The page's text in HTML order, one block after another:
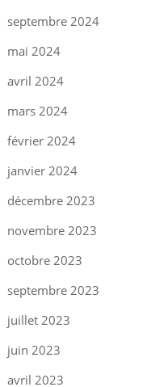
septembre 2024
mai 2024
avril 2024
mars 2024
février 2024
janvier 2024
décembre 2023
novembre 2023
octobre 2023
septembre 2023
juillet 2023
juin 2023
avril 2023